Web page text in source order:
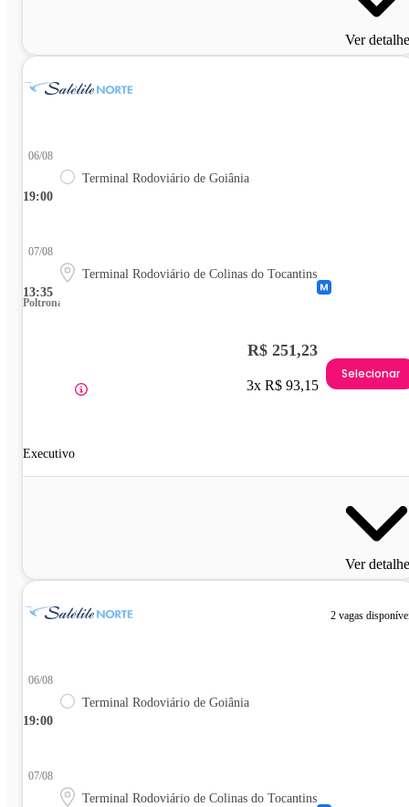
Ver
19:00
06/08
Terminal Rodoviário de Goiânia
13:35
07/08
Terminal Rodoviário de Colinas do Tocantins
Poltrona
Executivo
R$ 251,23
3x R$ 93,15
Selecionar
Ver
2 vagas
19:00
06/08
Terminal Rodoviário de Goiânia
07/08
Terminal Rodoviário de Colinas do Tocantins